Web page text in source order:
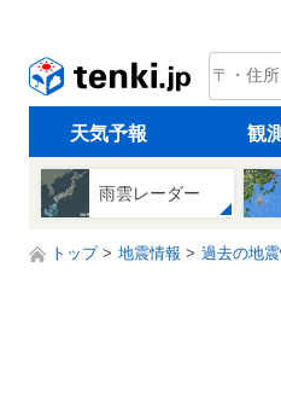
tenki.jp
天気予報 観測
雨雲レーダー
トップ 地震情報 過去の地